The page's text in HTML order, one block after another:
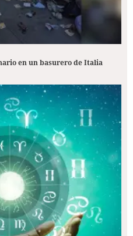
en un basurero de Italia